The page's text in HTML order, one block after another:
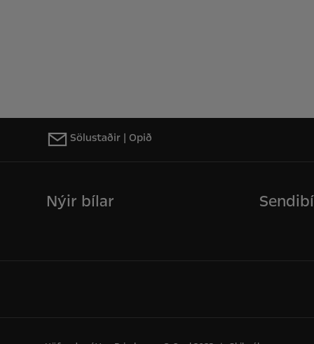
Sölustaðir | Opið
Nýir bílar